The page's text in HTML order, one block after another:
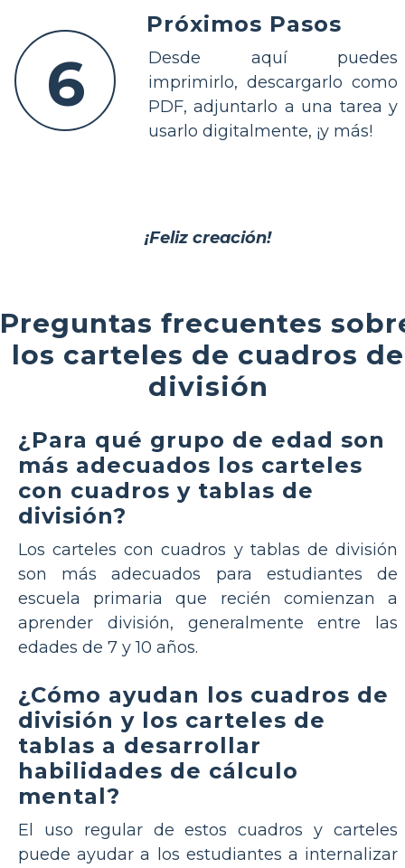
6
Próximos Pasos
Desde aquí puedes
imprimirlo, descargarlo como
PDF, adjuntarlo a una tarea y
usarlo digitalmente, ¡y más!
¡Feliz creación!
Preguntas frecuentes
los carteles de cuadros de
división
¿Para qué grupo de edad son
más adecuados los carteles
con cuadros y tablas de
división?
Los carteles con cuadros y tablas de división
son más adecuados para estudiantes de
escuela primaria que recién comienzan a
aprender división, generalmente entre las
edades de 7 y 10 años.
¿Cómo ayudan los cuadros de
división y los carteles de
tablas a desarrollar
habilidades de cálculo
mental?
El uso regular de estos cuadros y carteles
puede ayudar a los estudiantes a internalizar